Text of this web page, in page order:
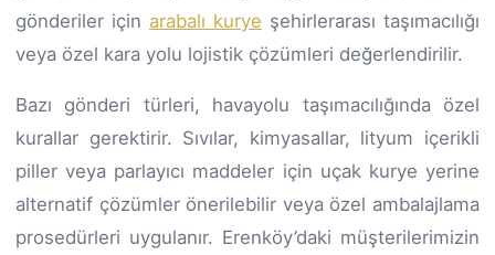
gönderiler için arabalı kurye şehirlerarası taşımacılığı
veya özel kara yolu lojistik çözümleri değerlendirilir.
Bazı gönderi türleri, havayolu taşımacılığında özel
kurallar gerektirir. Sıvılar, kimyasallar, lityum içerikli
piller veya parlayıcı maddeler için uçak kurye yerine
alternatif çözümler önerilebilir veya özel ambalajlama
prosedürleri uygulanır. Erenköy’daki müşterilerimizin